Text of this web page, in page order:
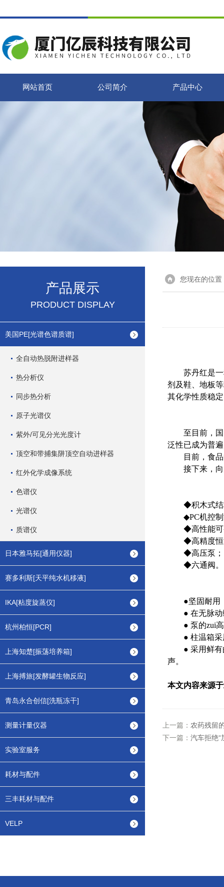
网站首页 公司简介 产品中心
产品展示
PRODUCT DISPLAY
美国PE[光谱色谱质谱]
全自动热脱附进样器
热分析仪
同步热分析
原子光谱仪
紫外/可见分光光度计
顶空和带捕集阱顶空自动进样器
红外化学成像系统
色谱仪
光谱仪
质谱仪
日本雅马拓[通用仪器]
赛多利斯[天平纯水机移液]
IKA[粘度旋蒸仪]
杭州柏恒[PCR]
上海知楚[振荡培养箱]
上海搏旅[发酵罐生物反应]
青岛永合创信[洗瓶冻干]
测量计量仪器
实验室服务
耗材与配件
三丰耗材与配件
VELP
您现在的位置
苏丹红是一种
剂及鞋、地板
其化学性质稳
至目前，国内
泛性已成为普
目前，食品
接下来，向
◆积木式结
◆PC机控制
◆高性能可变
◆高精度恒
◆高压泵；
◆六通阀。
●坚固耐用，
● 在无脉动缓
● 泵的zui高
● 柱温箱采
● 采用鲜有的
声。
本文内容来源
上一篇： 农药残留
下一篇： 汽车拒绝“